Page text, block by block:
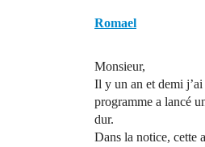
Romael
Monsieur,
Il y un an et demi
programme a lancé
dur.
Dans la notice, cette